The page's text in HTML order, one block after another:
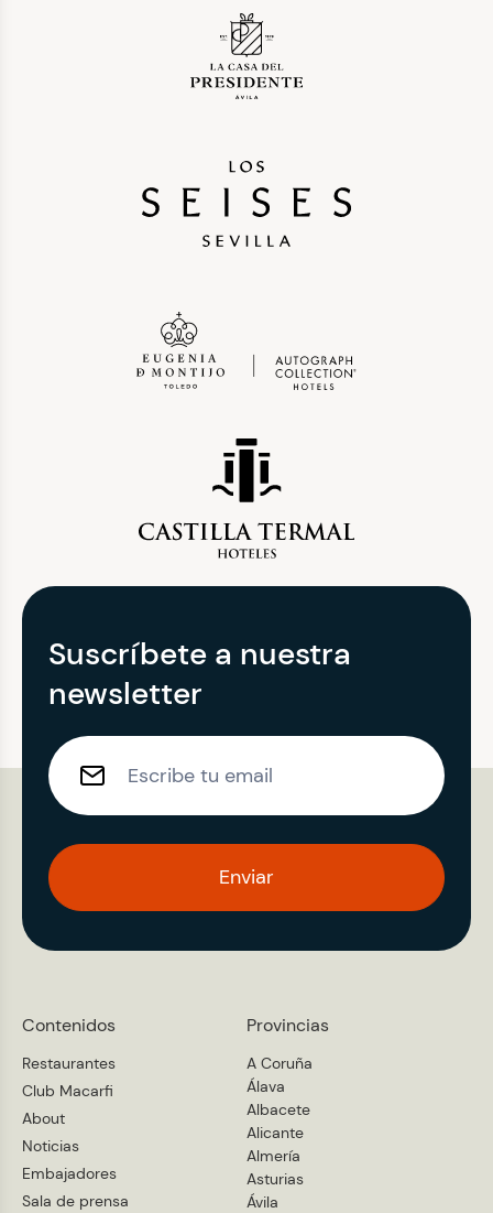
Suscríbete a nuestra
newsletter
Enviar
Contenidos
Restaurantes
Club Macarfi
About
Noticias
Embajadores
Sala de prensa
Provincias
A Coruña
Álava
Albacete
Alicante
Almería
Asturias
Ávila